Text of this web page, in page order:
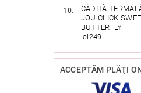
CĂDIȚĂ
JOU CLICK
BUTTERFLY
lei249
ACCEPTĂM PLĂŢI